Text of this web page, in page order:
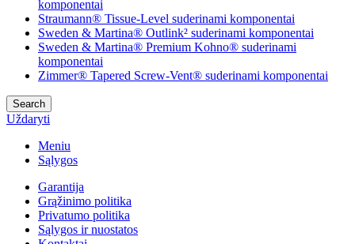
komponentai
Straumann® Tissue-Level suderinami komponentai
Sweden & Martina® Outlink² suderinami komponentai
Sweden & Martina® Premium Kohno® suderinami
komponentai
Zimmer® Tapered Screw-Vent® suderinami komponentai
Search
Uždaryti
Meniu
Sąlygos
Garantija
Grąžinimo politika
Privatumo politika
Sąlygos ir nuostatos